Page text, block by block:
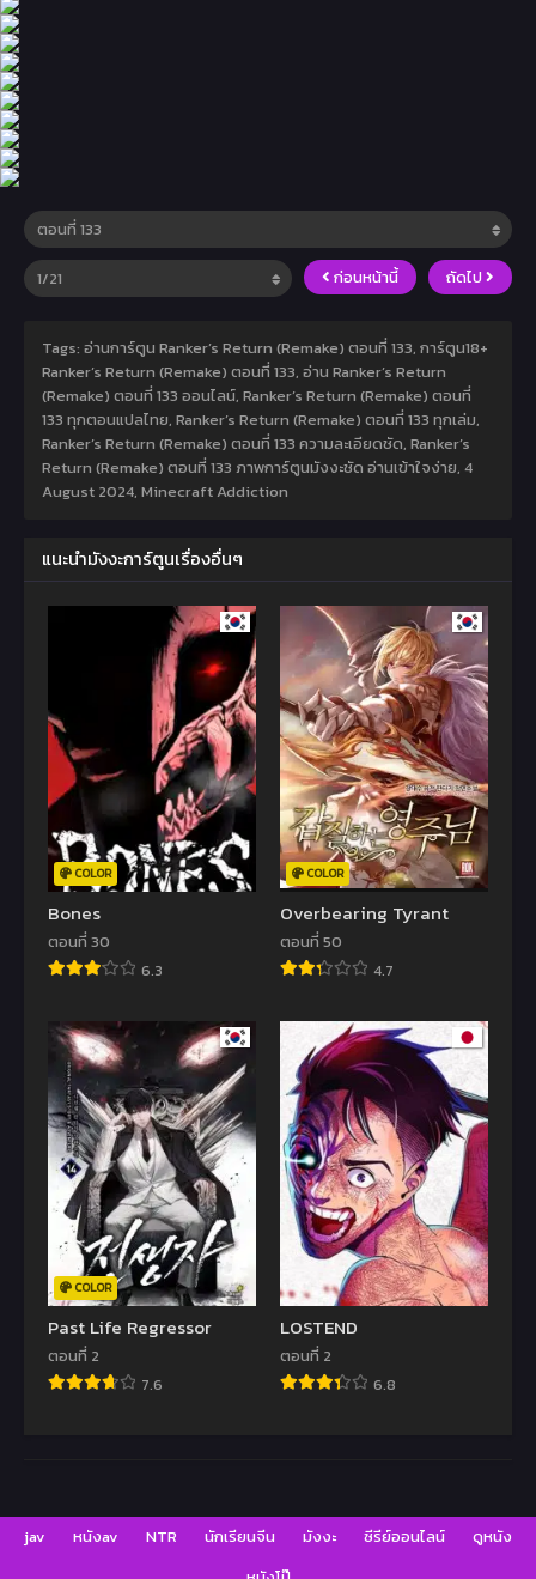
ก่อนหน้านี้ ถัดไป
Tags: อ่านการ์ตูน Ranker’s Return (Remake) ตอนที่ 133, การ์ตูน18+
Ranker’s Return (Remake) ตอนที่ 133, อ่าน Ranker’s Return
(Remake) ตอนที่ 133 ออนไลน์, Ranker’s Return (Remake) ตอนที่
133 ทุกตอนแปลไทย, Ranker’s Return (Remake) ตอนที่ 133 ทุกเล่ม,
Ranker’s Return (Remake) ตอนที่ 133 ความละเอียดชัด, Ranker’s
Return (Remake) ตอนที่ 133 ภาพการ์ตูนมังงะชัด อ่านเข้าใจง่าย, 4
August 2024, Minecraft Addiction
แนะนำมังงะการ์ตูนเรื่องอื่นๆ
COLOR
Bones
ตอนที่ 30
6.3
COLOR
Overbearing Tyrant
ตอนที่ 50
4.7
COLOR
Past Life Regressor
ตอนที่ 2
7.6
LOSTEND
ตอนที่ 2
6.8
jav หนังav NTR นักเรียนจีน มังงะ ซีรีย์ออนไลน์
ดูหนัง